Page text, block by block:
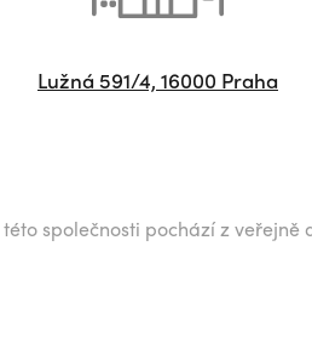
Lužná 591/4, 16000 Praha
společnosti pochází z